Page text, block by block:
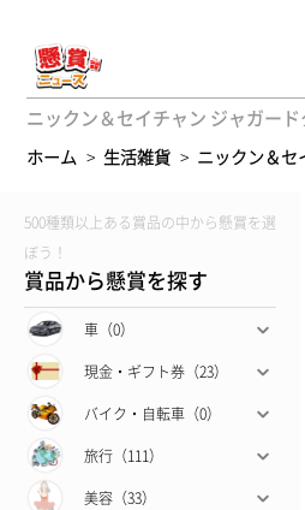
ニックン＆セイチャン ジャガー
ホーム > 生活雑貨 > ニックン＆セ
500種類以上ある賞品の中から懸賞を選
ぼう！
賞品から懸賞を探す
車（0）
現金・ギフト券（23）
バイク・自転車（0）
旅行（111）
美容（33）